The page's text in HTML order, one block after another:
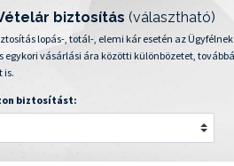
biztosítás (választható)
lopás-, totál-, elemi kár esetén az
egykori vásárlási ára közötti különbözetet,
is.
biztosítást: